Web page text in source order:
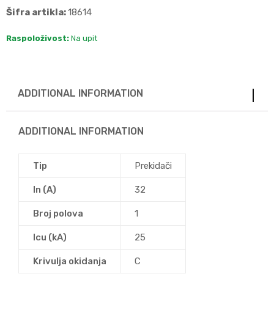
Šifra artikla:18614
Raspoloživost: Na upit
ADDITIONAL INFORMATION
ADDITIONAL INFORMATION
Tip Prekidači
In (A) 32
Broj polova 1
Icu (kA) 25
Krivulja okidanja C